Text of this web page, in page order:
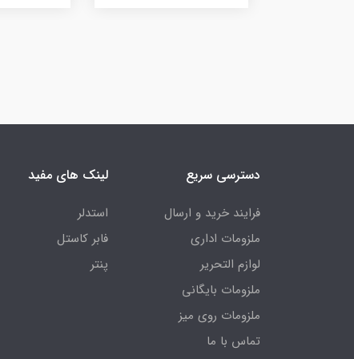
دسترسی سریع
فرایند خرید و ارسال
ملزومات اداری
لوازم التحریر
ملزومات بایگانی
ملزومات روی میز
تماس با ما
لینک های مفید
استدلر
فابر کاستل
پنتر